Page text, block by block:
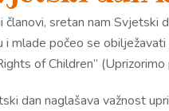
članovi, sretan nam Svjetski
i mlade počeo se
of Children”
dan naglašava važnost